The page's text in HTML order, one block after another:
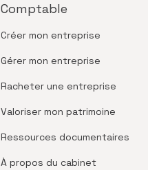
Comptable
Créer mon entreprise
Gérer mon entreprise
Racheter une entreprise
Valoriser mon patrimoine
Ressources documentaires
À propos du cabinet